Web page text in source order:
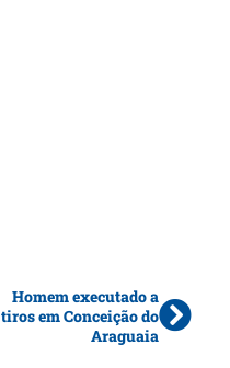
Homem executado a
tiros em Conceição do
Araguaia